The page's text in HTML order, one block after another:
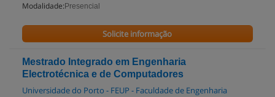
Modalidade: Presencial
Solicite informação
Mestrado Integrado em Engenharia
Electrotécnica e de Computadores
Universidade do Porto - FEUP - Faculdade de Engenharia